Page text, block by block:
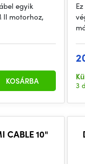
egyik
II motorhoz,
KOSÁRBA
3
CABLE 10"